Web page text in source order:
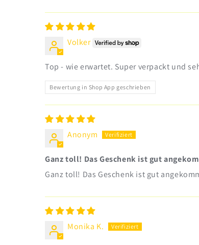
Volker
Top - wie erwartet. Super verpackt und
Bewertung in Shop App geschrieben
Anonym
Ganz toll! Das Geschenk ist gut
Ganz toll! Das Geschenk ist gut
Monika K.